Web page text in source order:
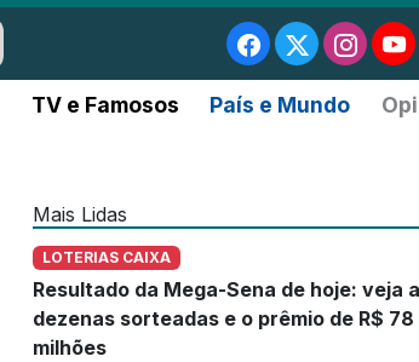
TV e Famosos País e Mundo
Mais Lidas
LOTERIAS CAIXA
Resultado da Mega-Sena de hoje: veja
dezenas sorteadas e o prêmio de R$ 78
milhões